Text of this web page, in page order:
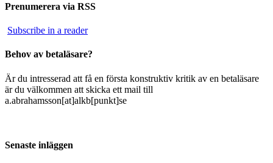
Prenumerera via RSS
Subscribe in a reader
Behov av betaläsare?
Är du intresserad att få en första konstruktiv kritik av en betaläsare
är du välkommen att skicka ett mail till
a.abrahamsson[at]alkb[punkt]se
Senaste inläggen